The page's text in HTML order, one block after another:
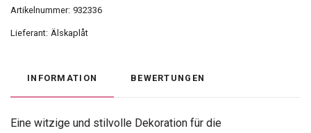
Artikelnummer: 932336
Lieferant: Älskaplåt
INFORMATION BEWERTUNGEN
Eine witzige und stilvolle Dekoration für die